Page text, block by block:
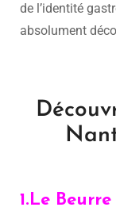
de l’identité
absolument
1.Le